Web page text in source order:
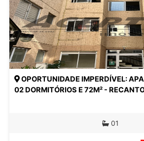
OPORTUNIDADE IMPERDÍVEL:
02 DORMITÓRIOS E 72M² -
01